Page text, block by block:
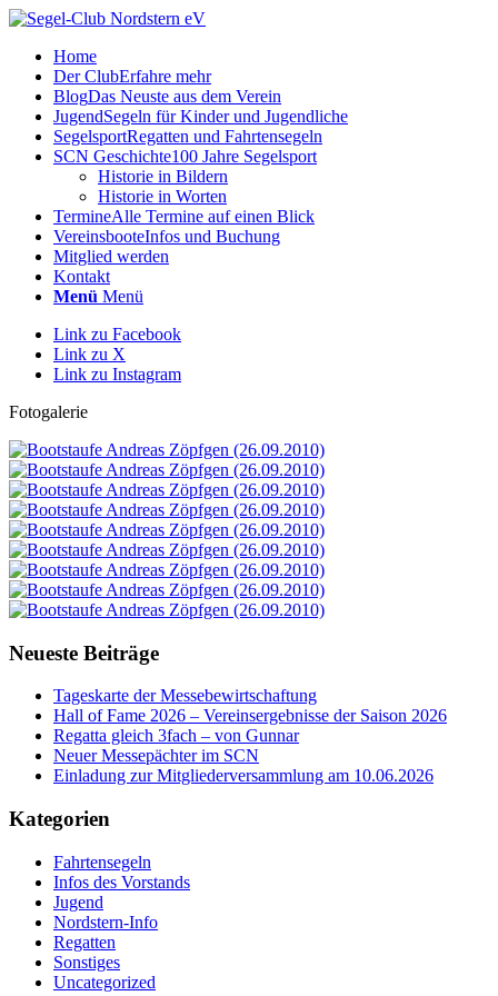
Home
Der ClubErfahre mehr
BlogDas Neuste aus dem Verein
JugendSegeln für Kinder und Jugendliche
SegelsportRegatten und Fahrtensegeln
SCN Geschichte100 Jahre Segelsport
Historie in Bildern
Historie in Worten
TermineAlle Termine auf einen Blick
VereinsbooteInfos und Buchung
Mitglied werden
Kontakt
Menü Menü
Link zu Facebook
Link zu X
Link zu Instagram
Fotogalerie
Neueste Beiträge
Tageskarte der Messebewirtschaftung
Hall of Fame 2026 – Vereinsergebnisse der Saison 2026
Regatta gleich 3fach – von Gunnar
Neuer Messepächter im SCN
Einladung zur Mitgliederversammlung am 10.06.2026
Kategorien
Fahrtensegeln
Infos des Vorstands
Jugend
Nordstern-Info
Regatten
Sonstiges
Uncategorized